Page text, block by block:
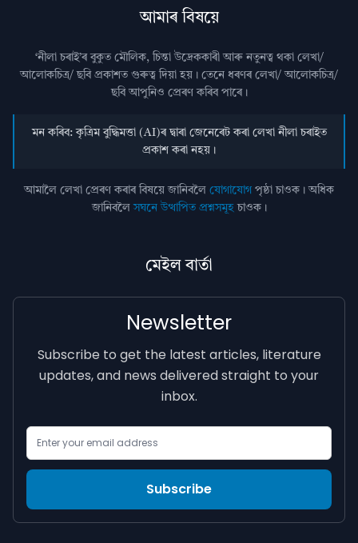
আমাৰ বিষয়ে
‘নীলা চৰাই’ৰ বুকুত মৌলিক, চিন্তা উদ্রেককাৰী আৰু নতুনত্ব থকা লেখা/
আলোকচিত্ৰ/ ছবি প্রকাশত গুৰুত্ব দিয়া হয়। তেনে ধৰণৰ লেখা/ আলোকচিত্ৰ/
ছবি আপুনিও প্রেৰণ কৰিব পাৰে।
মন কৰিব: কৃত্ৰিম বুদ্ধিমত্তা (AI)ৰ দ্বাৰা জেনেৰেট কৰা লেখা নীলা চৰাইত
প্ৰকাশ কৰা নহয়।
আমালৈ লেখা প্ৰেৰণ কৰাৰ বিষয়ে জানিবলৈ যোগাযোগ পৃষ্ঠা চাওক। অধিক
জানিবলৈসঘনে উত্থাপিত প্ৰশ্নসমূহচাওক।
মেইল বাৰ্তা
Newsletter
Subscribe to get the latest articles, literature
updates, and news delivered straight to your
inbox.
Subscribe